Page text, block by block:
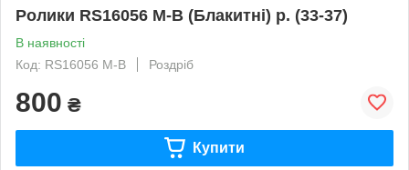
Ролики RS16056 M-B (Блакитні) р. (33-37)
В наявності
Код: RS16056 M-B
Роздріб
800 ₴
Купити